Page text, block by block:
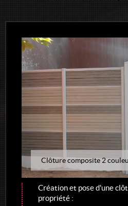
Clôture composite 2
Création et pose d'une
propriété :